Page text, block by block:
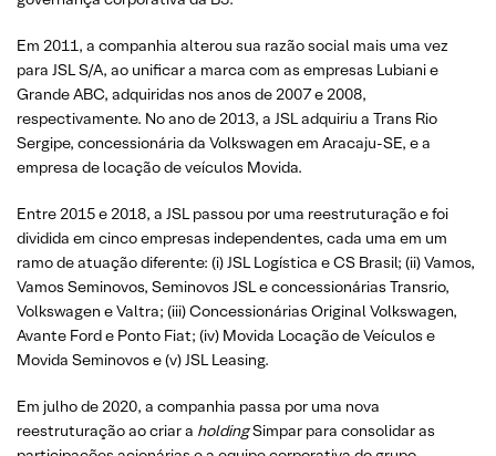
Em 2011, a companhia alterou sua razão social mais uma vez
para JSL S/A, ao unificar a marca com as empresas Lubiani e
Grande ABC, adquiridas nos anos de 2007 e 2008,
respectivamente. No ano de 2013, a JSL adquiriu a Trans Rio
Sergipe, concessionária da Volkswagen em Aracaju-SE, e a
empresa de locação de veículos Movida.
Entre 2015 e 2018, a JSL passou por uma reestruturação e foi
dividida em cinco empresas independentes, cada uma em um
ramo de atuação diferente: (i) JSL Logística e CS Brasil; (ii) Vamos,
Vamos Seminovos, Seminovos JSL e concessionárias Transrio,
Volkswagen e Valtra; (iii) Concessionárias Original Volkswagen,
Avante Ford e Ponto Fiat; (iv) Movida Locação de Veículos e
Movida Seminovos e (v) JSL Leasing.
Em julho de 2020, a companhia passa por uma nova
reestruturação ao criar a holdingSimpar para consolidar as